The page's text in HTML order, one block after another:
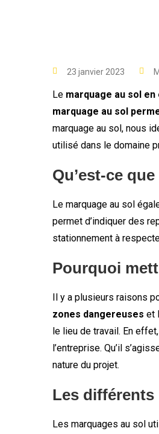
23 janvier 2023
Le marquage au sol
marquage au sol
marquage au sol, nous
utilisé dans le domaine
Qu’est-ce
Le marquage au sol
permet d’indiquer des
stationnement à
Pourquoi
Il y a plusieurs raisons
zones dangereuses et
le lieu de travail. En
l’entreprise. Qu’il
nature du projet.
Les différents
Les marquages au sol